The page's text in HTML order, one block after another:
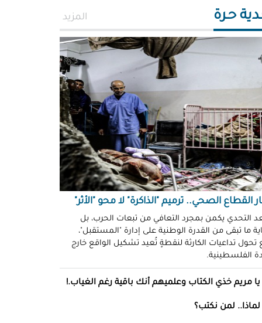
غزة قنابل موقوتة.. خَرابٌ نَخَر
والتربة!
الله التركماني ورشا فرحات
وضحكوا".. انتهاكات جنسية
في سجون "إسرائيل"!
طولكرم بين وعود الإغاثة وواقع
سلامة
الشُّهود.. نهجٌ "إسرائيلي"
من العقاب!
توفيق
"الشبح" بغزة.. هويّات تُكشف
مرة!
قاتلة.. مضادات حيوية في قِطع
كريم"!
حـرة المزيد
القطاع الصحي.. ترميم "الذاكرة" لا محو "الأثر"
التحدي يكمن بمجرد التعافي من تبعات الحرب، بل
ما تبقى من القدرة الوطنية على إدارة "المستقبل"،
تحول تداعيات الكارثة لنقطةٍ تُعيد تشكيل الواقع خارج
الفلسطينية.
يا مريم خذي الكتاب وعلميهم أنك باقية رغم الغياب.!
لماذا.. لمن نكتب؟